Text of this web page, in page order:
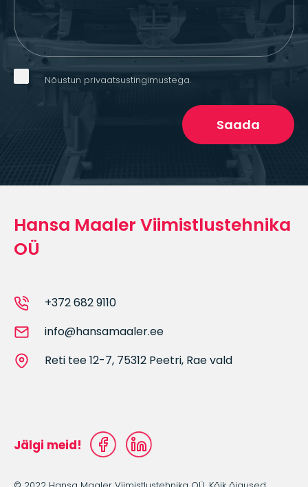
Hansa Maaler Viimistlustehnika
OÜ
+372 682 9110
info@hansamaaler.ee
Reti tee 12-7, 75312 Peetri, Rae vald
Jälgi meid!
Nõustun privaatsustingimustega.
Saada